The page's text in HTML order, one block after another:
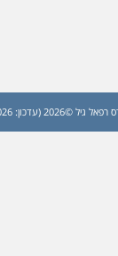
(עדכון: 2026)